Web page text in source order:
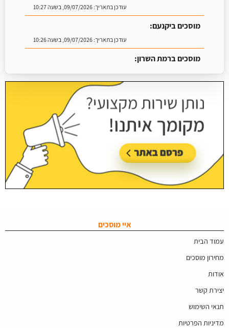
עודכן בתאריך:09/07/2026, בשעה 10:27
מוסכים ביקנעם:
עודכן בתאריך:09/07/2026, בשעה 10:26
מוסכים ברמת השרון:
עודכן בתאריך:16/07/2026, בשעה 09:07
איי מוסכים
עמוד הבית
מחירון מוסכים
אודות
יצירת קשר
תנאי השימוש
מדיניות הפרטיות